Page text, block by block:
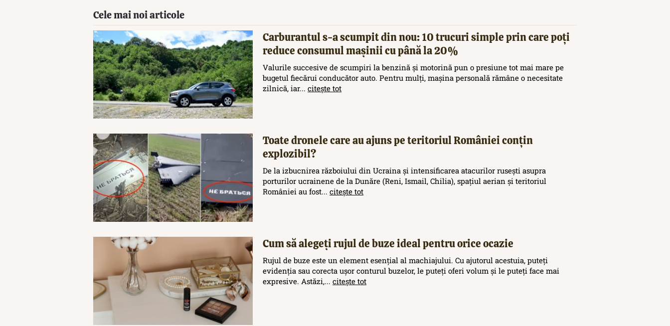
Cele mai noi articole
Carburantul s-a scumpit din nou: 10 trucuri simple prin care poți
reduce consumul mașinii cu până la 20%
Valurile succesive de scumpiri la benzină și motorină pun o presiune tot mai mare pe
bugetul fiecărui conducător auto. Pentru mulți, mașina personală rămâne o necesitate
zilnică, iar... citește tot
Toate dronele care au ajuns pe teritoriul României conțin
explozibil?
De la izbucnirea războiului din Ucraina și intensificarea atacurilor rusești asupra
porturilor ucrainene de la Dunăre (Reni, Ismail, Chilia), spațiul aerian și teritoriul
României au fost... citește tot
Cum să alegeți rujul de buze ideal pentru orice ocazie
Rujul de buze este un element esențial al machiajului. Cu ajutorul acestuia, puteți
evidenția sau corecta ușor conturul buzelor, le puteți oferi volum și le puteți face mai
expresive. Astăzi,... citește tot